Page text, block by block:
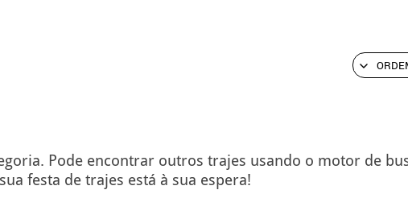
Pode encontrar outros trajes usando o motor de
festa de trajes está à sua espera!